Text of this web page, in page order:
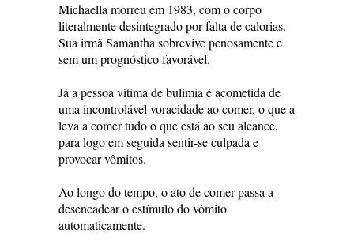
Michaella morreu em 1983, com o corpo
literalmente desintegrado por falta de calorias.
Sua irmã Samantha sobrevive penosamente e
sem um prognóstico favorável.
Já a pessoa vítima de bulimia é acometida de
uma incontrolável voracidade ao comer, o que a
leva a comer tudo o que está ao seu alcance,
para logo em seguida sentir-se culpada e
provocar vômitos.
Ao longo do tempo, o ato de comer passa a
desencadear o estímulo do vômito
automaticamente.